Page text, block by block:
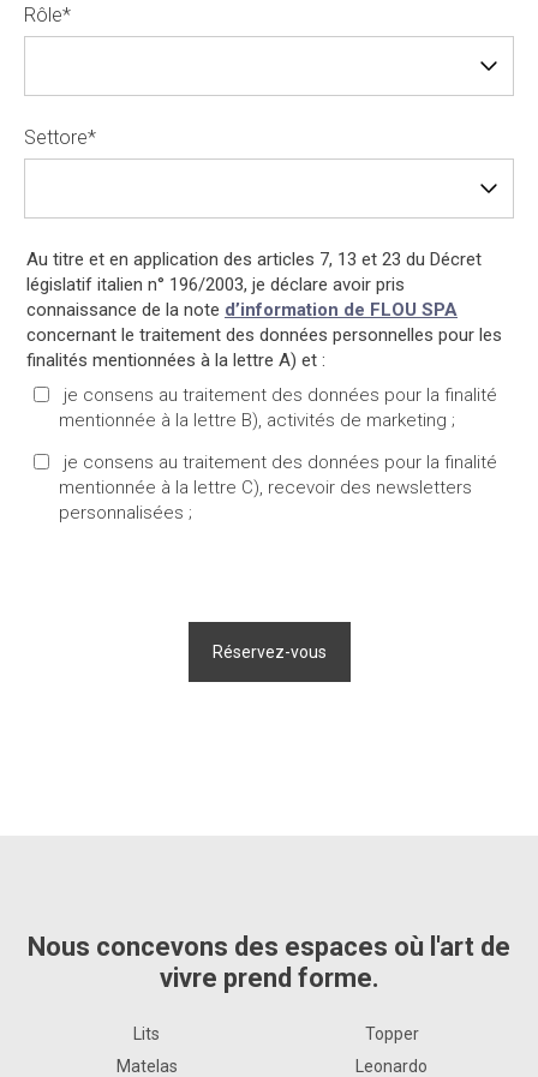
Rôle*
Settore*
Au titre et en application des articles 7, 13 et 23 du Décret
législatif italien n° 196/2003, je déclare avoir pris
connaissance de la note d’information de FLOU SPA
concernant le traitement des données personnelles pour les
finalités mentionnées à la lettre A) et :
je consens au traitement des données pour la finalité
mentionnée à la lettre B), activités de marketing ;
je consens au traitement des données pour la finalité
mentionnée à la lettre C), recevoir des newsletters
personnalisées ;
Nous concevons des espaces où l'art de
vivre prend forme.
Lits
Matelas
Topper
Leonardo